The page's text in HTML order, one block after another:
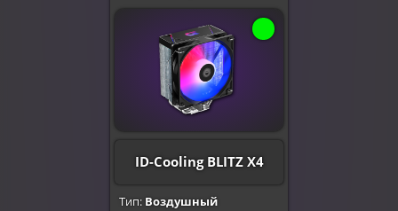
ID-Cooling BLITZ X4
Тип: Воздушный